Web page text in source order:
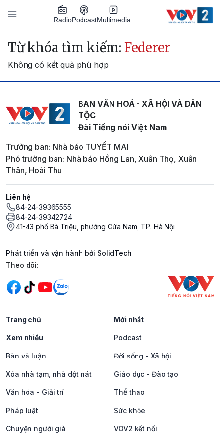
Nhảy đến nội dung
RadioPodcastMultimedia
Main navigation
Từ khóa tìm kiếm: Federer
Không có kết quả phù hợp
BAN VĂN HOÁ - XÃ HỘI VÀ DÂN
TỘC
Đài Tiếng nói Việt Nam
Trưởng ban: Nhà báo TUYẾT MAI
Phó trưởng ban: Nhà báo Hồng Lan, Xuân Thọ, Xuân
Thân, Hoài Thu
Liên hệ
84-24-39365555
84-24-39342724
41-43 phố Bà Triệu, phường Cửa Nam, TP. Hà Nội
Phát triển và vận hành bởi SolidTech
Mạng xã hội
Theo dõi:
Trang chủ Mới nhất
Xem nhiều Podcast
Bàn và luận Đời sống - Xã hội
Xóa nhà tạm, nhà dột nát Giáo dục - Đào tạo
Văn hóa - Giải trí Thể thao
Pháp luật Sức khỏe
Chuyện người già VOV2 kết nối